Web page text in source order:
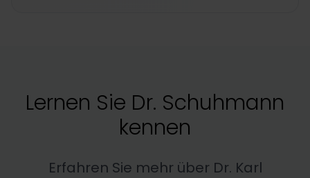
Lernen Sie Dr. Schuhmann
kennen
Erfahren Sie mehr über Dr. Karl